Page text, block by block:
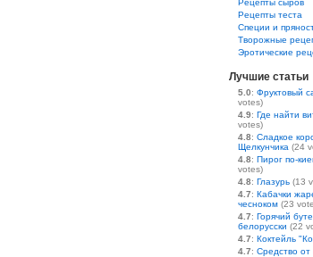
Рецепты сыров
Рецепты теста
Специи и
Творожные
Эротические
Лучшие статьи
5.0: Фруктовый
votes)
4.9: Где найти
votes)
4.8: Сладкое
Щелкунчика (24
4.8: Пирог по-
votes)
4.8: Глазурь (13
4.7: Кабачки
чесноком (23
4.7: Горячий
белорусски (22
4.7: Коктейль
4.7: Средство от